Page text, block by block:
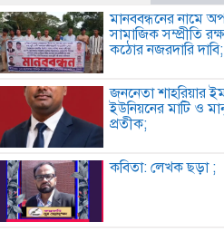
মানববন্ধনের নামে
সামাজিক সম্প্রীতি
কঠোর নজরদারি দাবি;
জননেতা শাহরিয়ার
ইউনিয়নের মাটি ও
প্রতীক;
কবিতা: লেখক ছড়া ;